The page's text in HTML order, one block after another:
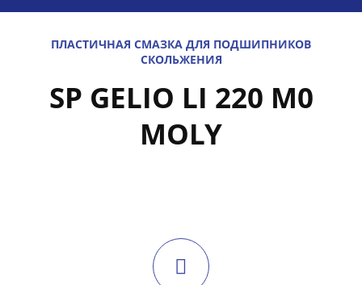
ПЛАСТИЧНАЯ СМАЗКА ДЛЯ ПОДШИПНИКОВ
СКОЛЬЖЕНИЯ
SP GELIO LI 220 M0
MOLY